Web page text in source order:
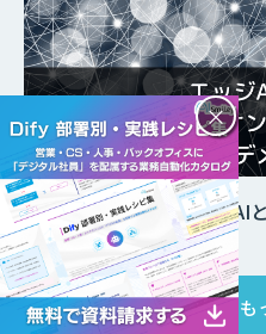
エッジAIとは？クラウドAI
ット・デメリットを解説
も
×